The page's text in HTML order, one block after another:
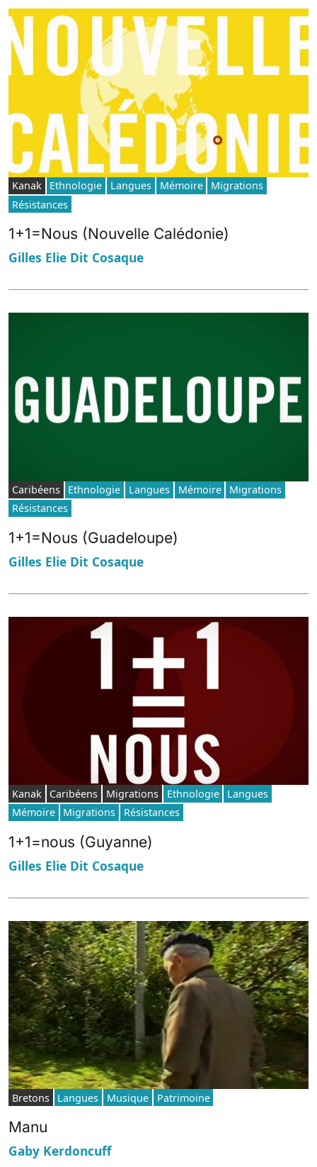
Kanak Ethnologie Langues Mémoire
Migrations
Résistances
1+1=Nous (Nouvelle Calédonie)
Gilles Elie Dit Cosaque
Caribéens Ethnologie Langues Mémoire
Migrations
Résistances
1+1=Nous (Guadeloupe)
Gilles Elie Dit Cosaque
Kanak Caribéens Migrations Ethnologie
Langues
Mémoire
Migrations Résistances
1+1=nous (Guyanne)
Gilles Elie Dit Cosaque
Bretons Langues Musique Patrimoine
Manu
Gaby Kerdoncuff